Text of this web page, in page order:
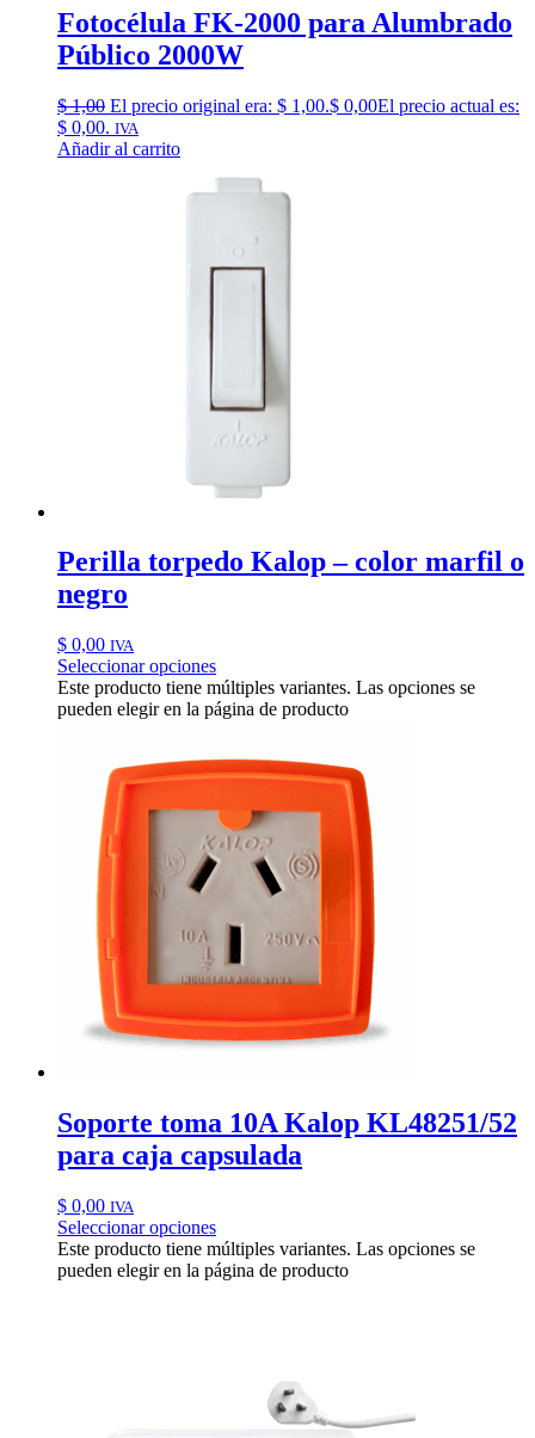
Fotocélula FK-2000 para Alumbrado
Público 2000W
$1,00 El precio original era: $ 1,00.$ 0,00El precio actual es:
$ 0,00. IVA
Añadir al carrito
Perilla torpedo Kalop – color marfil o
negro
$ 0,00 IVA
Seleccionar opciones
Este producto tiene múltiples variantes. Las opciones se
pueden elegir en la página de producto
Soporte toma 10A Kalop KL48251/52
para caja capsulada
$ 0,00 IVA
Seleccionar opciones
Este producto tiene múltiples variantes. Las opciones se
pueden elegir en la página de producto